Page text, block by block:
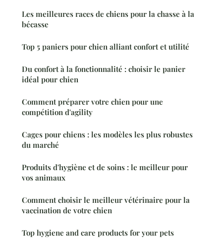
Les meilleures races de chiens pour la chasse à la
bécasse
Top 5 paniers pour chien alliant confort et utilité
Du confort à la fonctionnalité : choisir le panier
idéal pour chien
Comment préparer votre chien pour une
compétition d'agility
Cages pour chiens : les modèles les plus robustes
du marché
Produits d'hygiène et de soins : le meilleur pour
vos animaux
Comment choisir le meilleur vétérinaire pour la
vaccination de votre chien
Top hygiene and care products for your pets